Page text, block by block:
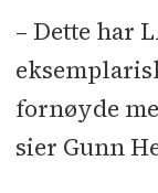
– Dette har
fornøyde
sier Gunn